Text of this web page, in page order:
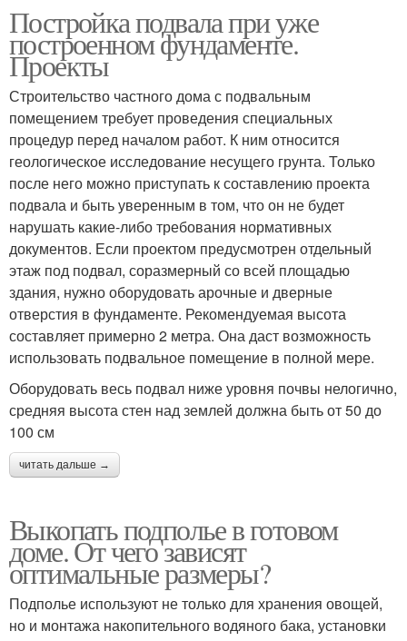
Постройка подвала при уже
построенном фундаменте.
Проекты
Строительство частного дома с подвальным
помещением требует проведения специальных
процедур перед началом работ. К ним относится
геологическое исследование несущего грунта. Только
после него можно приступать к составлению проекта
подвала и быть уверенным в том, что он не будет
нарушать какие-либо требования нормативных
документов. Если проектом предусмотрен отдельный
этаж под подвал, соразмерный со всей площадью
здания, нужно оборудовать арочные и дверные
отверстия в фундаменте. Рекомендуемая высота
составляет примерно 2 метра. Она даст возможность
использовать подвальное помещение в полной мере.
Оборудовать весь подвал ниже уровня почвы нелогично,
средняя высота стен над землей должна быть от 50 до
100 см
читать дальше →
Выкопать подполье в готовом
доме. От чего зависят
оптимальные размеры?
Подполье используют не только для хранения овощей,
но и монтажа накопительного водяного бака, установки